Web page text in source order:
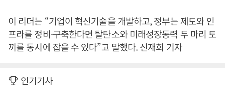
이 리더는 “기업이 혁신기술을 개발하고, 정부는 제도와 인
프라를 정비·구축한다면 탈탄소와 미래성장동력 두 마리 토
끼를 동시에 잡을 수 있다”고 말했다. 신재희 기자
인기기사